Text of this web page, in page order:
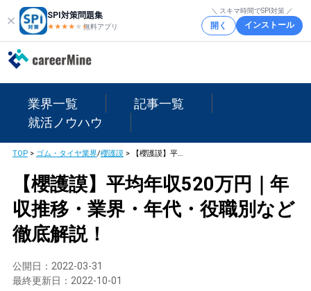
SPI対策問題集
★★★★ ★★
無料アプリ
＼ スキマ時間でSPI対策 ／
開く インストール
業界一覧
記事一覧
就活ノウハウ
TOP> ゴム・タイヤ業界/櫻護謨> 【櫻護謨】平均年収520万円｜年収推移・業界・年代・役職別など徹底解説！
【櫻護謨】平均年収520万円｜年
収推移・業界・年代・役職別など
徹底解説！
公開日： 2022-03-31
最終更新日： 2022-10-01